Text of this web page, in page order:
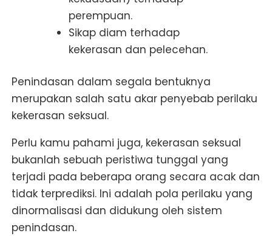
perempuan.
Sikap diam terhadap
kekerasan dan pelecehan.
Penindasan dalam segala bentuknya
merupakan salah satu akar penyebab perilaku
kekerasan seksual.
Perlu kamu pahami juga, kekerasan seksual
bukanlah sebuah peristiwa tunggal yang
terjadi pada beberapa orang secara acak dan
tidak terprediksi. Ini adalah pola perilaku yang
dinormalisasi dan didukung oleh sistem
penindasan.